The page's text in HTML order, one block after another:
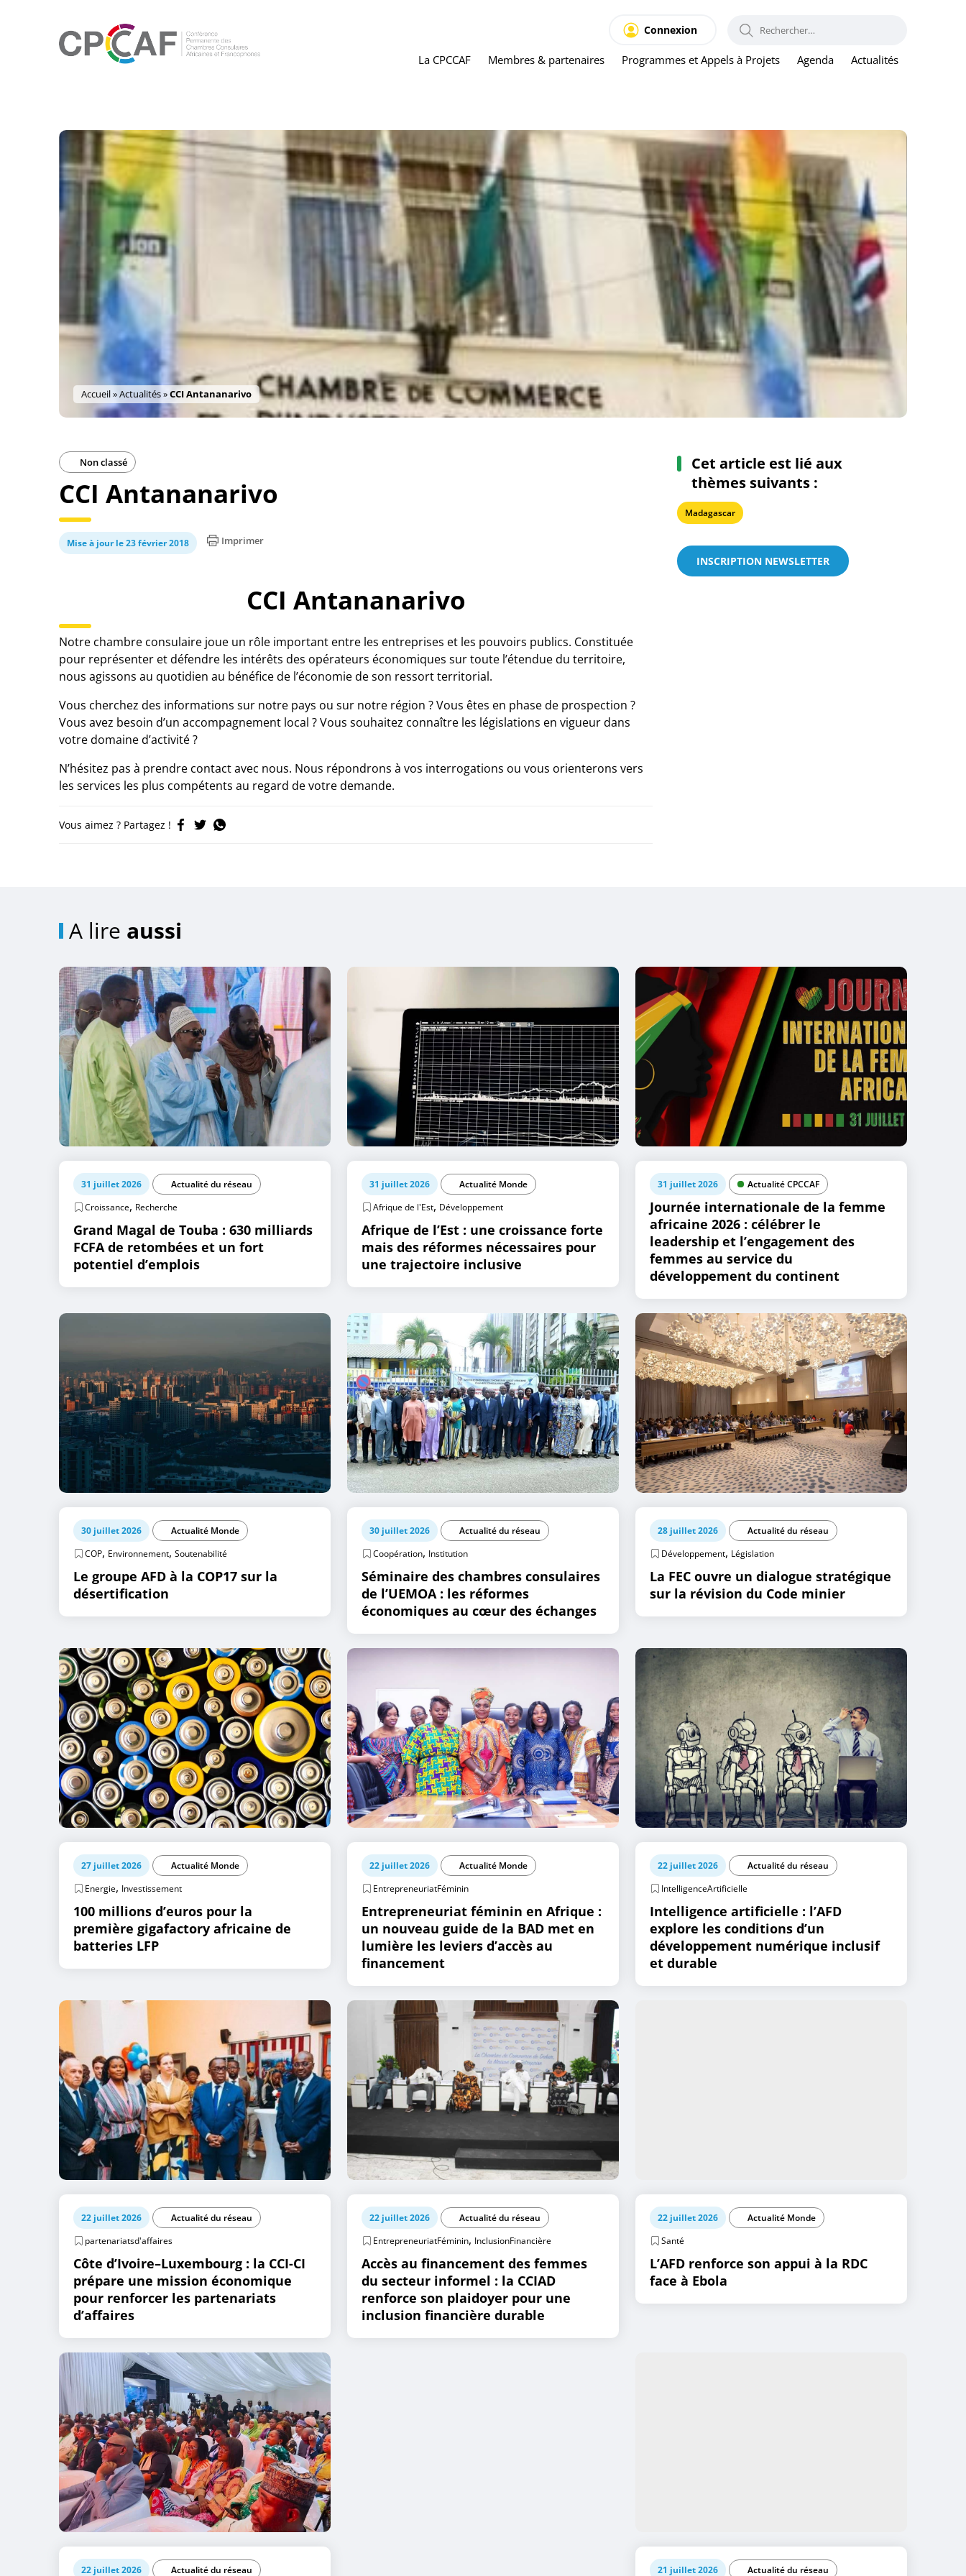
La CPCCAF Membres & partenaires Programmes et Appels à Projets Agenda Actualités
Connexion RECHERCHER :
Accueil»Actualités»CCI Antananarivo
Non classé
CCI Antananarivo
Mise à jour le 23 février 2018 Imprimer
CCI Antananarivo
Notre chambre consulaire joue un rôle important entre les entreprises et les pouvoirs publics. Constituée
pour représenter et défendre les intérêts des opérateurs économiques sur toute l’étendue du territoire,
nous agissons au quotidien au bénéfice de l’économie de son ressort territorial.
Vous cherchez des informations sur notre pays ou sur notre région ? Vous êtes en phase de prospection ?
Vous avez besoin d’un accompagnement local ? Vous souhaitez connaître les législations en vigueur dans
votre domaine d’activité ?
N’hésitez pas à prendre contact avec nous. Nous répondrons à vos interrogations ou vous orienterons vers
les services les plus compétents au regard de votre demande.
Vous aimez ? Partagez !
Cet article est lié aux
thèmes suivants :
Madagascar
INSCRIPTION NEWSLETTER
A lire aussi
31 juillet 2026
Actualité du réseau
Croissance, Recherche
Grand Magal de Touba : 630 milliards
FCFA de retombées et un fort
potentiel d’emplois
31 juillet 2026
Actualité Monde
Afrique de l'Est, Développement
Afrique de l’Est : une croissance forte
mais des réformes nécessaires pour
une trajectoire inclusive
31 juillet 2026 Actualité CPCCAF
Journée internationale de la femme
africaine 2026 : célébrer le
leadership et l’engagement des
femmes au service du
développement du continent
30 juillet 2026
Actualité Monde
COP, Environnement, Soutenabilité
Le groupe AFD à la COP17 sur la
désertification
30 juillet 2026
Actualité du réseau
Coopération, Institution
Séminaire des chambres consulaires
de l’UEMOA : les réformes
économiques au cœur des échanges
28 juillet 2026
Actualité du réseau
Développement, Législation
La FEC ouvre un dialogue stratégique
sur la révision du Code minier
27 juillet 2026
Actualité Monde
Energie, Investissement
100 millions d’euros pour la
première gigafactory africaine de
batteries LFP
22 juillet 2026
Actualité Monde
EntrepreneuriatFéminin
Entrepreneuriat féminin en Afrique :
un nouveau guide de la BAD met en
lumière les leviers d’accès au
financement
22 juillet 2026
Actualité du réseau
IntelligenceArtificielle
Intelligence artificielle : l’AFD
explore les conditions d’un
développement numérique inclusif
et durable
22 juillet 2026
Actualité du réseau
partenariatsd'affaires
Côte d’Ivoire–Luxembourg : la CCI-CI
prépare une mission économique
pour renforcer les partenariats
d’affaires
22 juillet 2026
Actualité du réseau
EntrepreneuriatFéminin, InclusionFinancière
Accès au financement des femmes
du secteur informel : la CCIAD
renforce son plaidoyer pour une
inclusion financière durable
22 juillet 2026
Actualité Monde
Santé
L’AFD renforce son appui à la RDC
face à Ebola
22 juillet 2026 Actualité du réseau 21 juillet 2026 Actualité du réseau